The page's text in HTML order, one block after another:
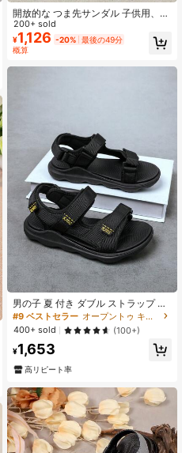
開放的な つま先サンダル 子供用、男
女兼用 通気性抜群 滑り止め ソフト
ボトム ビーチシューズ、軽量スポー
ツサンダル キャンパス、ビーチ、デ
イリー、夏のスポーツに適していま
す
200+ sold
¥1,126 -20% 最後の49分
概算
男の子 夏 付き ダブル ストラップ と
メッシュ 裏地 スポーツサンダル
#9 ベストセラー
オープントゥ キッズスポーツサンダル
400+ sold
(100+)
¥1,653
高リピート率